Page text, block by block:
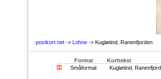
postkort.net -> Lohne -> Kugløtind, Ranenfjorden
Format Korttekst
Småformat
Kugløtind,